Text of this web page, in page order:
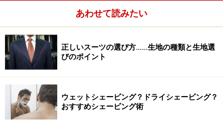
あわせて読みたい
正しいスーツの選び方……生地の種類と生地選
びのポイント
ウェットシェービング？ドライシェービング？
おすすめシェービング術